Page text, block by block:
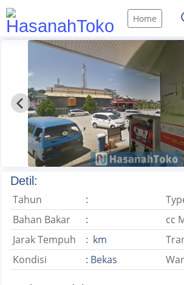
Home
Detil:
Tahun
:
Bahan Bakar
: cc
Jarak Tempuh
: km
Kondisi
: Bekas